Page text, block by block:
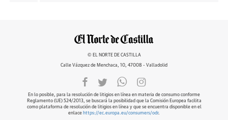
© EL NORTE DE CASTILLA
Calle Vázquez de Menchaca, 10, 47008 - Valladolid
En lo posible, para la resolución de litigios en línea en materia de consumo conforme
Reglamento (UE) 524/2013, se buscará la posibilidad que la Comisión Europea facilita
como plataforma de resolución de litigios en línea y que se encuentra disponible en el
enlace https://ec.europa.eu/consumers/odr.